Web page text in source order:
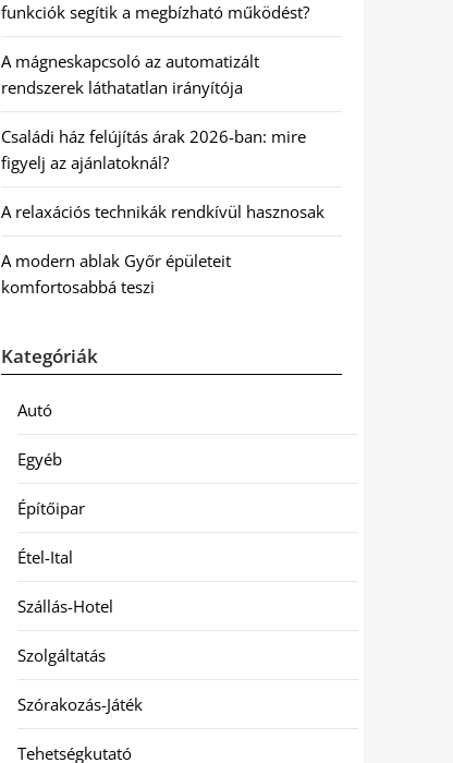
funkciók segítik a megbízható működést?
A mágneskapcsoló az automatizált
rendszerek láthatatlan irányítója
Családi ház felújítás árak 2026-ban: mire
figyelj az ajánlatoknál?
A relaxációs technikák rendkívül hasznosak
A modern ablak Győr épületeit
komfortosabbá teszi
Kategóriák
Autó
Egyéb
Építőipar
Étel-Ital
Szállás-Hotel
Szolgáltatás
Szórakozás-Játék
Tehetségkutató